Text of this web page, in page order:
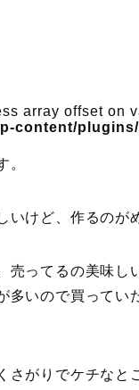
array offset on
content/
。
いけど、作るのが
売ってるの美味し
多いので買ってい
さがりでケチな